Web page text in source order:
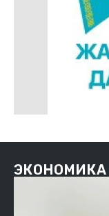
ЭКОНОМИКА